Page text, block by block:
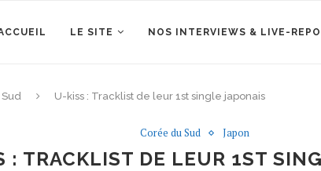
LE SITE NOS INTERVIEWS & LIVE-
U-kiss : Tracklist de leur 1st single japonais
Corée du Sud Japon
: TRACKLIST DE LEUR 1ST